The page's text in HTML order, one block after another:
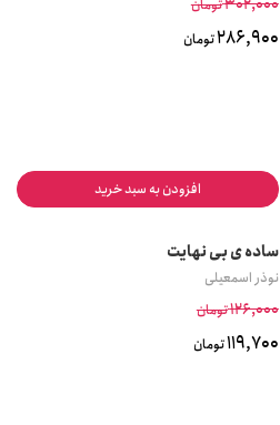
تومان
286,900تومان
افزودن به سبد خرید
ساده ی بی نهایت
نوذر اسمعیلی
126,000تومان
119,700تومان